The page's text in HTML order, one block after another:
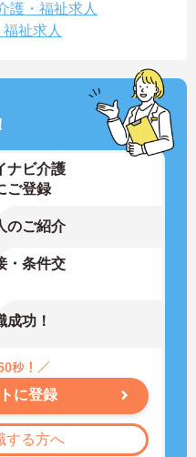
護・福祉求人
祉求人
ナビ介護
ご登録
のご紹介
・条件交
成功！
に登録
する方へ